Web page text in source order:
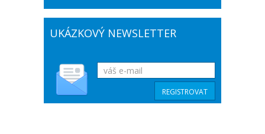
UKÁZKOVÝ NEWSLETTER